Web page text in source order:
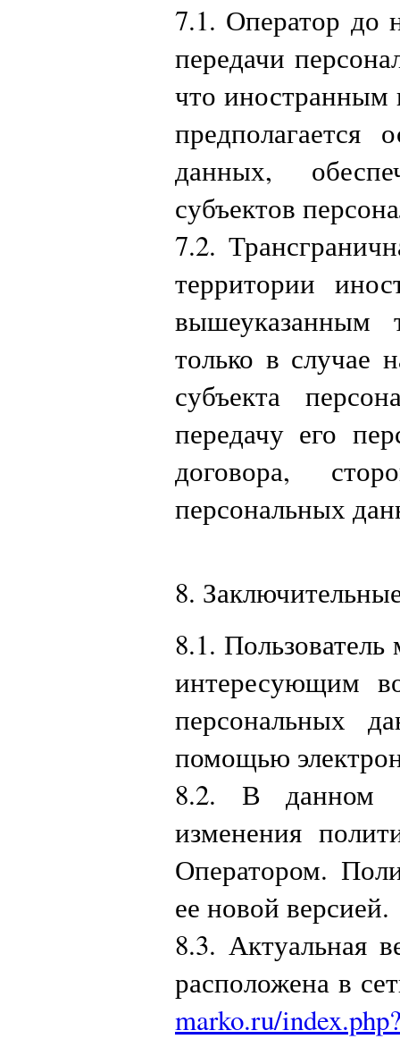
7.1. Оператор до
передачи
что иностранным
предполагается
данных,
субъектов
7.2.
территории
вышеуказанным
только в случае
субъекта
передачу его
договора,
персональных
8.
8.1.
интересующим
персональных
помощью
8.2. В данном
изменения
Оператором.
ее новой версией.
8.3. Актуальная
расположена в
marko.ru/